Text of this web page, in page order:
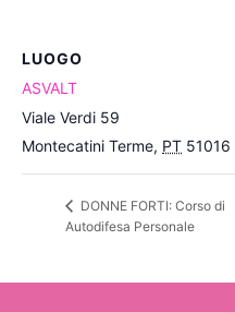
LUOGO
ASVALT
Viale Verdi 59
Montecatini Terme, PT 51016
DONNE FORTI: Corso di
Autodifesa Personale